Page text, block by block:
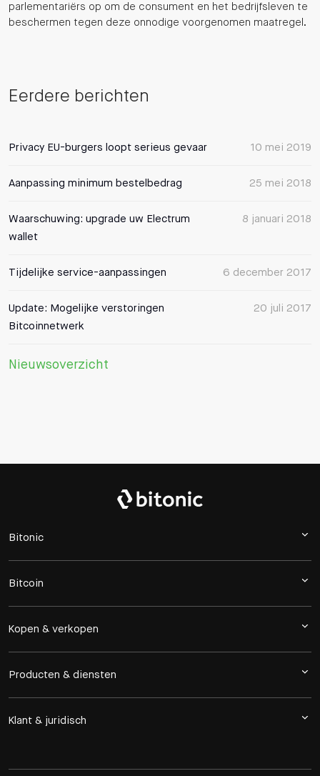
parlementariërs op om de consument en het bedrijfsleven te
beschermen tegen deze onnodige voorgenomen maatregel.
Eerdere berichten
10 mei 2019
Privacy EU-burgers loopt serieus gevaar
25 mei 2018
Aanpassing minimum bestelbedrag
8 januari 2018
Waarschuwing: upgrade uw Electrum
wallet
6 december 2017
Tijdelijke service-aanpassingen
20 juli 2017
Update: Mogelijke verstoringen
Bitcoinnetwerk
Nieuwsoverzicht
Bitonic
Bitcoin
Kopen & verkopen
Producten & diensten
Klant & juridisch